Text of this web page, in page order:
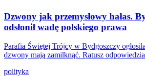
Dzwony jak przemysłowy hałas.
odsłonił wadę polskiego prawa
Parafia Świętej Trójcy w Bydgoszczy
dzwony mają zamilknąć. Ratusz
polityka